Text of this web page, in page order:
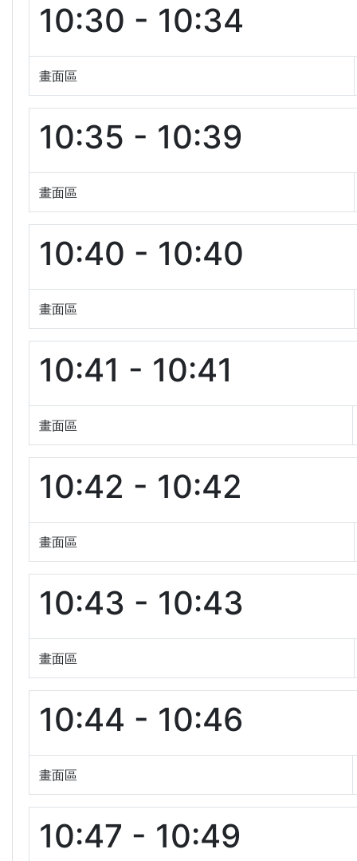
10:30 - 10:34
畫面區
10:35 - 10:39
畫面區
10:40 - 10:40
畫面區
10:41 - 10:41
畫面區
10:42 - 10:42
畫面區
10:43 - 10:43
畫面區
10:44 - 10:46
畫面區
10:47 - 10:49